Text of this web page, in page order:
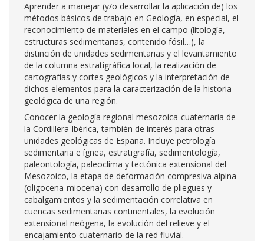
Aprender a manejar (y/o desarrollar la aplicación de) los
métodos básicos de trabajo en Geología, en especial, el
reconocimiento de materiales en el campo (litología,
estructuras sedimentarias, contenido fósil…), la
distinción de unidades sedimentarias y el levantamiento
de la columna estratigráfica local, la realización de
cartografías y cortes geológicos y la interpretación de
dichos elementos para la caracterización de la historia
geológica de una región.
Conocer la geología regional mesozoica-cuaternaria de
la Cordillera Ibérica, también de interés para otras
unidades geológicas de España. Incluye petrología
sedimentaria e ígnea, estratigrafía, sedimentología,
paleontología, paleoclima y tectónica extensional del
Mesozoico, la etapa de deformación compresiva alpina
(oligocena-miocena) con desarrollo de pliegues y
cabalgamientos y la sedimentación correlativa en
cuencas sedimentarias continentales, la evolución
extensional neógena, la evolución del relieve y el
encajamiento cuaternario de la red fluvial.